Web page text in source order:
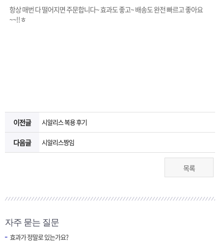
하
센
이
주
[2026구정 연휴]설 연휴 배송 및 휴무 안내
항상 매번 다 떨어지면 주문합니다~ 효과도 좋고~ 배송도 완전 빠르고 좋아요
~~!!ㅎ
이전글 시알리스 복용 후기
다음글 시알리스짱임
목록
자주 묻는 질문
효과가 정말로 있는가요?